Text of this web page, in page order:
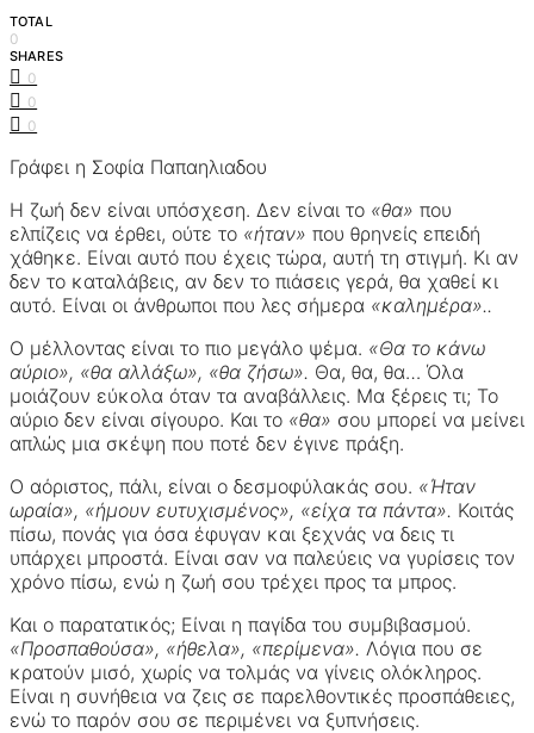
TOTAL
0
SHARES
0
0
0
Γράφει η Σοφία Παπαηλιαδου
Η ζωή δεν είναι υπόσχεση. Δεν είναι το «θα» που
ελπίζεις να έρθει, ούτε το «ήταν» που θρηνείς επειδή
χάθηκε. Είναι αυτό που έχεις τώρα, αυτή τη στιγμή. Κι αν
δεν το καταλάβεις, αν δεν το πιάσεις γερά, θα χαθεί κι
αυτό. Είναι οι άνθρωποι που λες σήμερα «καλημέρα»..
Ο μέλλοντας είναι το πιο μεγάλο ψέμα. «Θα το κάνω
αύριο», «θα αλλάξω», «θα ζήσω». Θα, θα, θα… Όλα
μοιάζουν εύκολα όταν τα αναβάλλεις. Μα ξέρεις τι; Το
αύριο δεν είναι σίγουρο. Και το «θα» σου μπορεί να μείνει
απλώς μια σκέψη που ποτέ δεν έγινε πράξη.
Ο αόριστος, πάλι, είναι ο δεσμοφύλακάς σου. «Ήταν
ωραία», «ήμουν ευτυχισμένος», «είχα τα πάντα». Κοιτάς
πίσω, πονάς για όσα έφυγαν και ξεχνάς να δεις τι
υπάρχει μπροστά. Είναι σαν να παλεύεις να γυρίσεις τον
χρόνο πίσω, ενώ η ζωή σου τρέχει προς τα μπρος.
Και ο παρατατικός; Είναι η παγίδα του συμβιβασμού.
«Προσπαθούσα», «ήθελα», «περίμενα». Λόγια που σε
κρατούν μισό, χωρίς να τολμάς να γίνεις ολόκληρος.
Είναι η συνήθεια να ζεις σε παρελθοντικές προσπάθειες,
ενώ το παρόν σου σε περιμένει να ξυπνήσεις.